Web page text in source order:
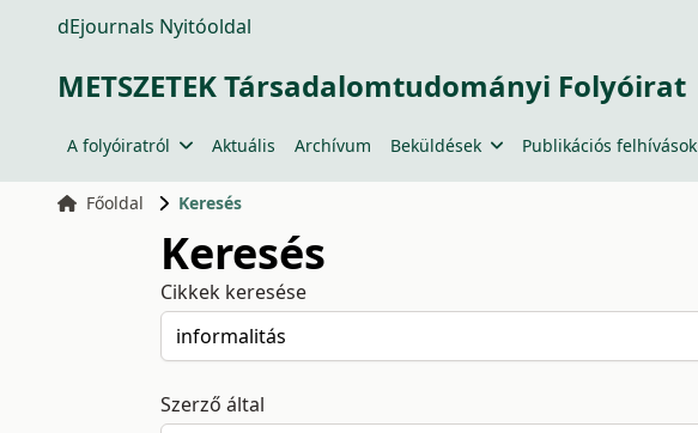
dEjournals Nyitóoldal
METSZETEK Társadalomtudományi Folyóirat
A folyóiratról Aktuális Archívum Beküldések Publikációs felhívások
Főoldal Keresés
Keresés
Cikkek keresése
Szerző által